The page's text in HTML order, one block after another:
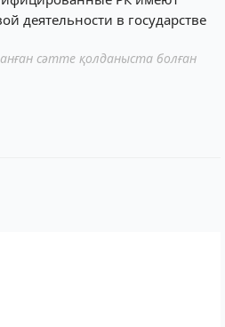
деятельности в государстве
сәтте қолданыста болған